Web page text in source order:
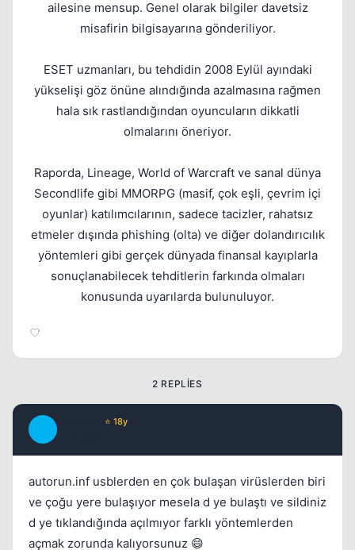
ailesine mensup. Genel olarak bilgiler davetsiz
misafirin bilgisayarına gönderiliyor.
ESET uzmanları, bu tehdidin 2008 Eylül ayındaki
yükselişi göz önüne alındığında azalmasına rağmen
hala sık rastlandığından oyuncuların dikkatli
olmalarını öneriyor.
Raporda, Lineage, World of Warcraft ve sanal dünya
Secondlife gibi MMORPG (masif, çok eşli, çevrim içi
oyunlar) katılımcılarının, sadece tacizler, rahatsız
etmeler dışında phishing (olta) ve diğer dolandırıcılık
yöntemleri gibi gerçek dünyada finansal kayıplarla
sonuçlanabilecek tehditlerin farkında olmaları
konusunda uyarılarda bulunuluyor.
2 REPLIES
⭐ 18y
autorun.inf usblerden en çok bulaşan virüslerden biri
ve çoğu yere bulaşıyor mesela d ye bulaştı ve sildiniz
d ye tıklandığında açılmıyor farklı yöntemlerden
açmak zorunda kalıyorsunuz 😄